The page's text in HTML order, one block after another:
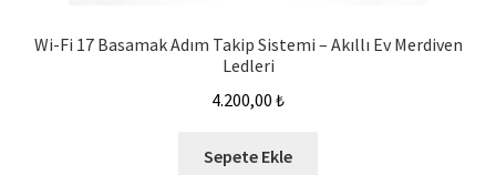
Wi-Fi 17 Basamak Adım Takip Sistemi – Akıllı Ev Merdiven
Ledleri
4.200,00 ₺
Sepete Ekle